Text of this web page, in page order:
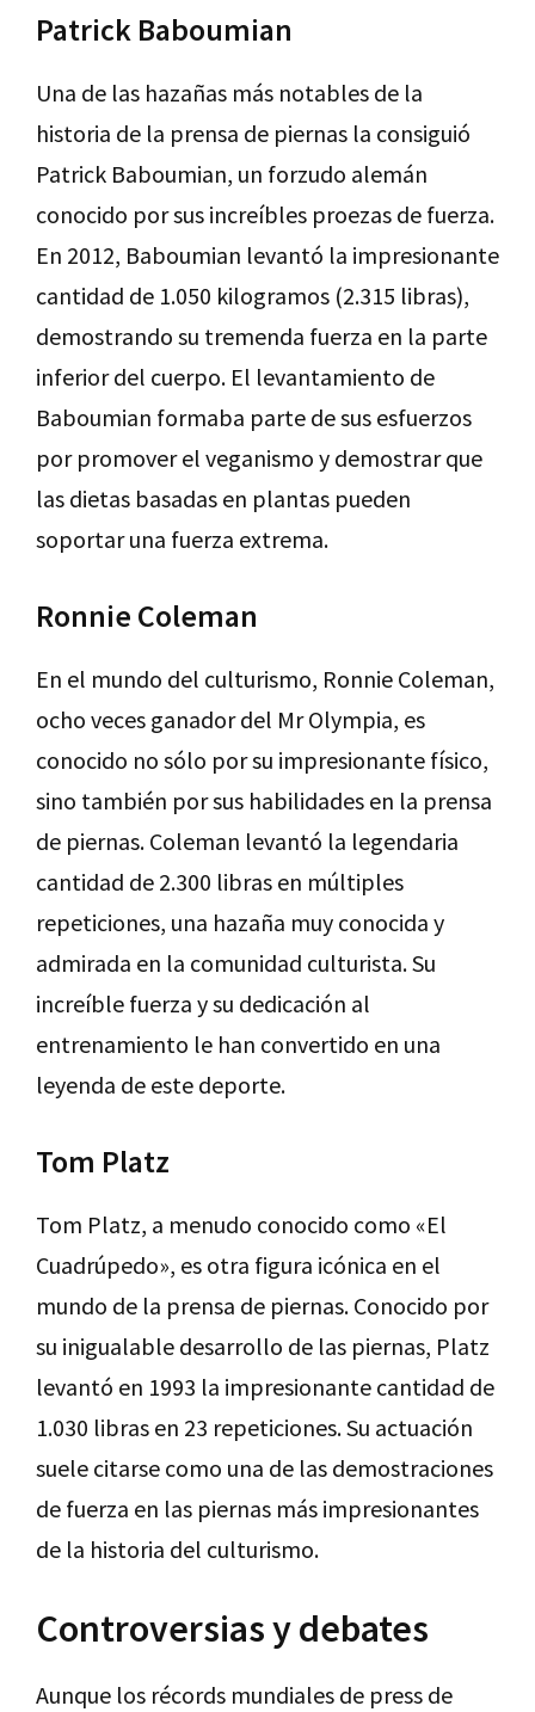
Patrick Baboumian
Una de las hazañas más notables de la
historia de la prensa de piernas la consiguió
Patrick Baboumian, un forzudo alemán
conocido por sus increíbles proezas de fuerza.
En 2012, Baboumian levantó la impresionante
cantidad de 1.050 kilogramos (2.315 libras),
demostrando su tremenda fuerza en la parte
inferior del cuerpo. El levantamiento de
Baboumian formaba parte de sus esfuerzos
por promover el veganismo y demostrar que
las dietas basadas en plantas pueden
soportar una fuerza extrema.
Ronnie Coleman
En el mundo del culturismo, Ronnie Coleman,
ocho veces ganador del Mr Olympia, es
conocido no sólo por su impresionante físico,
sino también por sus habilidades en la prensa
de piernas. Coleman levantó la legendaria
cantidad de 2.300 libras en múltiples
repeticiones, una hazaña muy conocida y
admirada en la comunidad culturista. Su
increíble fuerza y su dedicación al
entrenamiento le han convertido en una
leyenda de este deporte.
Tom Platz
Tom Platz, a menudo conocido como «El
Cuadrúpedo», es otra figura icónica en el
mundo de la prensa de piernas. Conocido por
su inigualable desarrollo de las piernas, Platz
levantó en 1993 la impresionante cantidad de
1.030 libras en 23 repeticiones. Su actuación
suele citarse como una de las demostraciones
de fuerza en las piernas más impresionantes
de la historia del culturismo.
Controversias y debates
Aunque los récords mundiales de press de